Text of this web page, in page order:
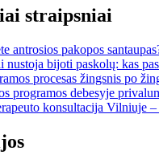
straipsniai
antrosios pakopos
nustoja bijoti paskolų: kas
procesas žingsnis po
programos debesyje
konsultacija Vilniuje –